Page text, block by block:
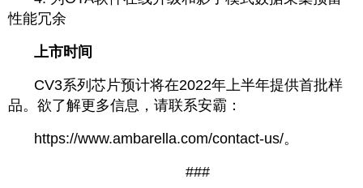
性能冗余
上市时间
CV3系列芯片预计将在2022年上半年提供首批样
品。欲了解更多信息，请联系安霸：
https://www.ambarella.com/contact-us/。
	###